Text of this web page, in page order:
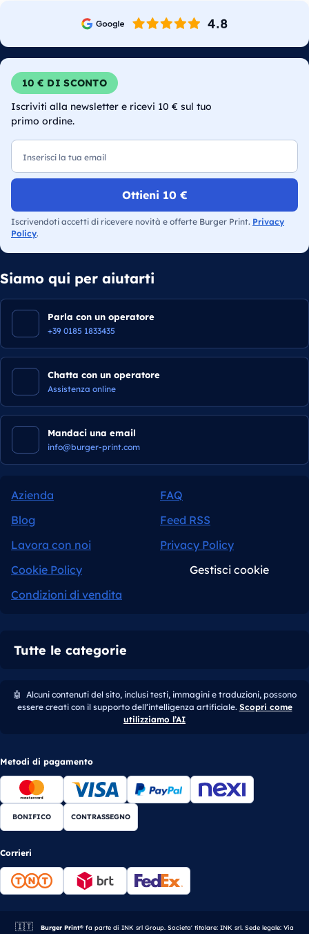
10 € DI SCONTO
Iscriviti alla newsletter e ricevi 10 € sul tuo
primo ordine.
Ottieni 10 €
Iscrivendoti accetti di ricevere novità e offerte Burger Print. Privacy
Policy.
Siamo qui per aiutarti
Parla con un operatore
+39 0185 1833435
Chatta con un operatore
Assistenza online
Mandaci una email
info@burger-print.com
Azienda
FAQ
Blog
Feed RSS
Lavora con noi
Privacy Policy
Cookie Policy
Gestisci cookie
Condizioni di vendita
Tutte le categorie
🤖 Alcuni contenuti del sito, inclusi testi, immagini e traduzioni, possono
essere creati con il supporto dell’intelligenza artificiale. Scopri come
utilizziamo l’AI
Metodi di pagamento
BONIFICO CONTRASSEGNO
Corrieri
🇮🇹 Azienda italiana.
Burger Print® fa parte di INK srl Group. Societa' titolare: INK srl. Sede legale: Via